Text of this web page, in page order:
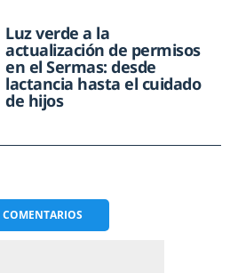
Luz verde a la
actualización de permisos
en el Sermas: desde
lactancia hasta el cuidado
de hijos
COMENTARIOS